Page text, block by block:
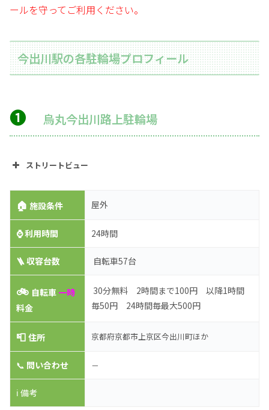
ールを守ってご利用ください。
今出川駅の各駐輪場プロフィール
➊ 烏丸今出川路上駐輪場
ストリートビュー
🏠施設条件 屋外
⌚利用時間 24時間
🪜 収容台数 自転車57台
🚲 自転車 一時
料金
30分無料 2時間まで100円 以降1時間
毎50円 24時間毎最大500円
📮住所 京都府京都市上京区今出川町ほか
📞 問い合わせ －
ℹ️ 備考